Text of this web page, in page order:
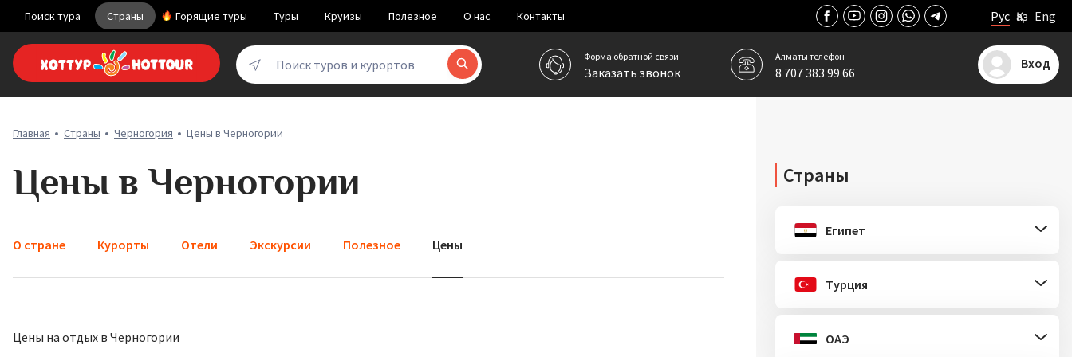
Поиск тура Страны Горящие туры Туры Круизы Полезное О нас Контакты Рус Қаз Eng
Поиск туров и курортов
Форма обратной связи
Заказать звонок
Алматы телефон
8 707 383 99 66
Вход
Главная Страны Черногория Цены в Черногории
Цены в Черногории
О стране Курорты Отели Экскурсии Полезное Цены
Цены на отдых в Черногории
Страны
Египет
Турция
ОАЭ